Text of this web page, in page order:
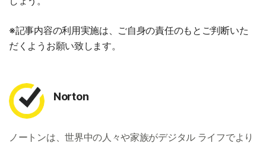
※記事内容の利用実施は、ご自身の責任のもとご判断いた
だくようお願い致します。
Norton
ノートンは、世界中の人々や家族がデジタル ライフでより